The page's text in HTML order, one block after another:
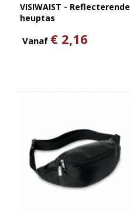
VISIWAIST - Reflecterende
heuptas
Vanaf € 2,16